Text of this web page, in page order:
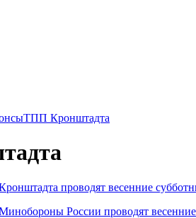
ТПП Кронштадта
проводят весенние
России проводят